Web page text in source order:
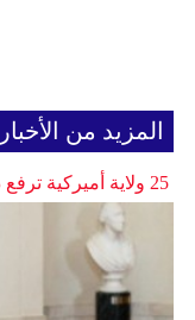
المزيد من الأخبار
25 ولاية أميركية ترفع دعوى ضد ترامب بسبب الرسوم الجمركية